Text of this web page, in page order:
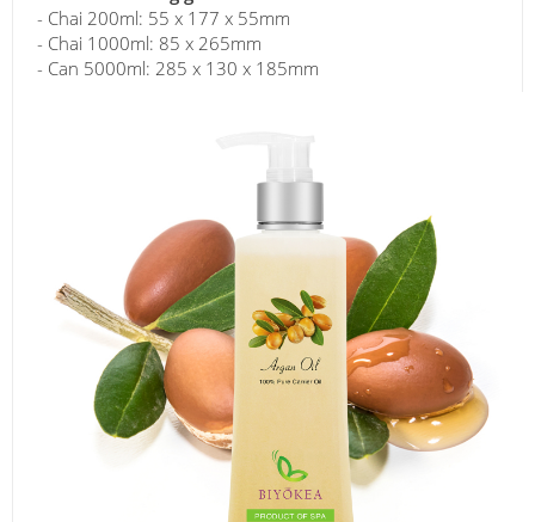
- Chai 200ml: 55 x 177 x 55mm
- Chai 1000ml: 85 x 265mm
- Can 5000ml: 285 x 130 x 185mm